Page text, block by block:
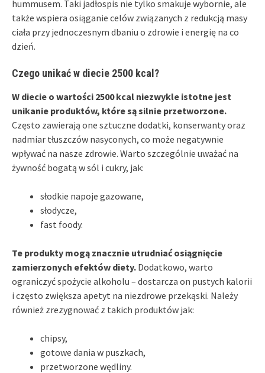
hummusem. Taki jadłospis nie tylko smakuje wybornie, ale
także wspiera osiąganie celów związanych z redukcją masy
ciała przy jednoczesnym dbaniu o zdrowie i energię na co
dzień.
Czego unikać w diecie 2500 kcal?
W diecie o wartości 2500 kcal niezwykle istotne jest
unikanie produktów, które są silnie przetworzone.
Często zawierają one sztuczne dodatki, konserwanty oraz
nadmiar tłuszczów nasyconych, co może negatywnie
wpływać na nasze zdrowie. Warto szczególnie uważać na
żywność bogatą w sól i cukry, jak:
słodkie napoje gazowane,
słodycze,
fast foody.
Te produkty mogą znacznie utrudniać osiągnięcie
zamierzonych efektów diety. Dodatkowo, warto
ograniczyć spożycie alkoholu – dostarcza on pustych kalorii
i często zwiększa apetyt na niezdrowe przekąski. Należy
również zrezygnować z takich produktów jak:
chipsy,
gotowe dania w puszkach,
przetworzone wędliny.